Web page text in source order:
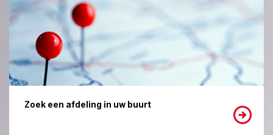
Zoek een afdeling in uw buurt